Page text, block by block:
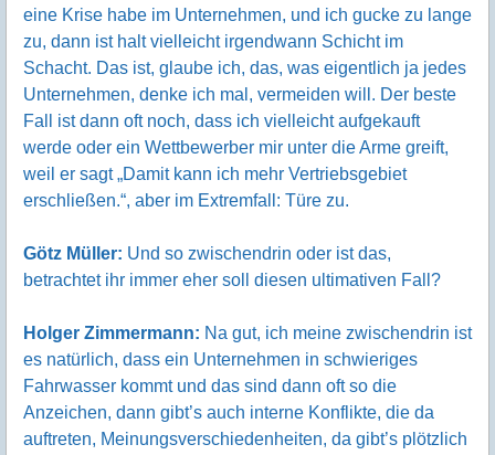
eine Krise habe im Unternehmen, und ich gucke zu lange
zu, dann ist halt vielleicht irgendwann Schicht im
Schacht. Das ist, glaube ich, das, was eigentlich ja jedes
Unternehmen, denke ich mal, vermeiden will. Der beste
Fall ist dann oft noch, dass ich vielleicht aufgekauft
werde oder ein Wettbewerber mir unter die Arme greift,
weil er sagt „Damit kann ich mehr Vertriebsgebiet
erschließen.“, aber im Extremfall: Türe zu.
Götz Müller: Und so zwischendrin oder ist das,
betrachtet ihr immer eher soll diesen ultimativen Fall?
Holger Zimmermann: Na gut, ich meine zwischendrin ist
es natürlich, dass ein Unternehmen in schwieriges
Fahrwasser kommt und das sind dann oft so die
Anzeichen, dann gibt’s auch interne Konflikte, die da
auftreten, Meinungsverschiedenheiten, da gibt’s plötzlich